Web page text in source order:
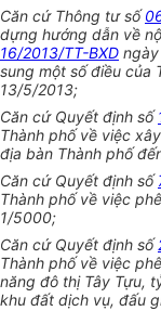
Căn cứ Thông tư số
dựng hướng dẫn về
16/2013/TT-BXD
sung một số điều của
13/5/2013;
Căn cứ Quyết định số
Thành phố về việc
địa bàn Thành phố
Căn cứ Quyết định số
Thành phố về việc
1/5000;
Căn cứ Quyết định số
Thành phố về việc
năng đô thị Tây Tựu,
khu đất dịch vụ, đấu